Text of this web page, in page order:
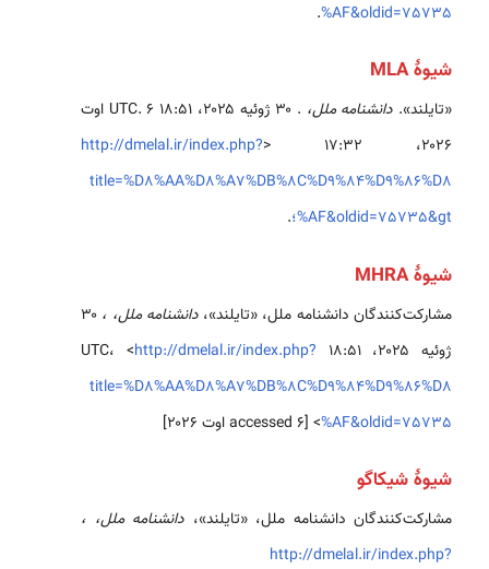
%AF&oldid=75735
.
شیوهٔ MLA
«تایلند». دانشنامه ملل،
. ۳۰ ژوئیه ۲۰۲۵، ‏۱۸:۵۱ UTC. ۶ اوت
۲۰۲۶، ‏۱۷:۳۲ <
http://dmelal.ir/index.php?
title=%D8%AA%D8%A7%DB%8C%D9%84%D9%86%D8
%AF&oldid=75735&gt؛ .
شیوهٔ MHRA
مشارکت‌کنندگان دانشنامه ملل، «تایلند»،دانشنامه ملل، ، ۳۰
ژوئیه ۲۰۲۵، ‏۱۸:۵۱ UTC، <
http://dmelal.ir/index.php?
title=%D8%AA%D8%A7%DB%8C%D9%84%D9%86%D8
%AF&oldid=75735> [accessed ۶ اوت ۲۰۲۶]
شیوهٔ شیکاگو
مشارکت‌کنندگان دانشنامه ملل، «تایلند»، دانشنامه ملل، ،
http://dmelal.ir/index.php?